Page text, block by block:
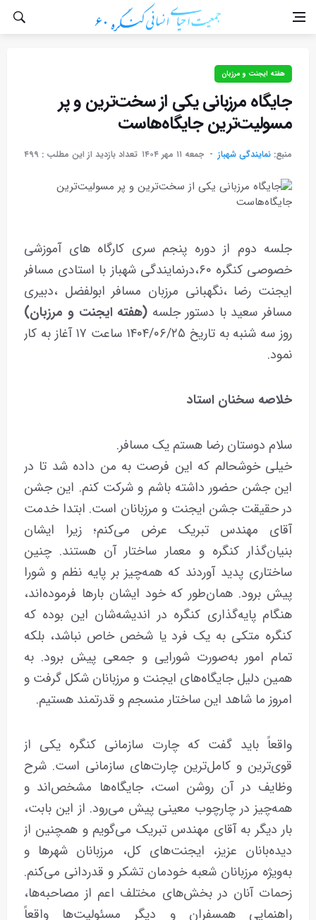
هفته ایجنت و مرزبان
جایگاه مرزبانی یکی از سخت‌ترین و پر
مسولیت‌ترین جایگاه‌هاست
منبع: نمایندگی شهباز جمعه ۱۱ مهر ۱۴۰۴ تعداد بازدید از این مطلب : ۴۹۹
جلسه دوم از دوره پنجم سری کارگاه های آموزشی
خصوصی کنگره ۶۰،درنمایندگی شهباز با استادی مسافر
ایجنت رضا ،نگهبانی مرزبان مسافر ابولفضل ،دبیری
مسافر سعید با دستور جلسه (هفته ایجنت و مرزبان)
روز سه شنبه به تاریخ ۱۴۰۴/۰۶/۲۵ ساعت ۱۷ آغاز به کار
نمود.
خلاصه سخنان استاد
سلام دوستان رضا هستم یک مسافر.
خیلی خوشحالم که این فرصت به من داده شد تا در
این جشن حضور داشته باشم و شرکت کنم. این جشن
در حقیقت جشن ایجنت و مرزبانان است. ابتدا خدمت
آقای مهندس تبریک عرض می‌کنم؛ زیرا ایشان
بنیان‌گذار کنگره و معمار ساختار آن هستند. چنین
ساختاری پدید آوردند که همه‌چیز بر پایه نظم و شورا
پیش برود. همان‌طور که خود ایشان بارها فرموده‌اند،
هنگام پایه‌گذاری کنگره در اندیشه‌شان این بوده که
کنگره متکی به یک فرد یا شخص خاص نباشد، بلکه
تمام امور به‌صورت شورایی و جمعی پیش برود. به
همین دلیل جایگاه‌های ایجنت و مرزبانان شکل گرفت و
امروز ما شاهد این ساختار منسجم و قدرتمند هستیم.
واقعاً باید گفت که چارت سازمانی کنگره یکی از
قوی‌ترین و کامل‌ترین چارت‌های سازمانی است. شرح
وظایف در آن روشن است، جایگاه‌ها مشخص‌اند و
همه‌چیز در چارچوب معینی پیش می‌رود. از این بابت،
بار دیگر به آقای مهندس تبریک می‌گویم و همچنین از
دیده‌بانان عزیز، ایجنت‌های کل، مرزبانان شهرها و
به‌ویژه مرزبانان شعبه خودمان تشکر و قدردانی می‌کنم.
زحمات آنان در بخش‌های مختلف اعم از مصاحبه‌ها،
راهنمایی همسفران و دیگر مسئولیت‌ها واقعاً